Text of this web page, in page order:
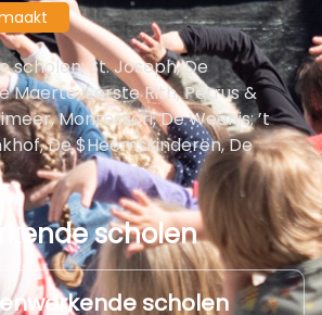
scholen; St. Joseph, De
Maerte, Eerste Rith, Petrus &
Montessori, De Weerijs; ’t
De $Heemskinderen, De
scholen
scholen